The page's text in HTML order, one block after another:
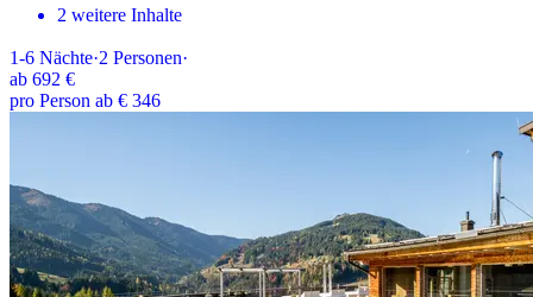
2 weitere Inhalte
1-6 Nächte·2 Personen·
ab 692 €
pro Person ab € 346